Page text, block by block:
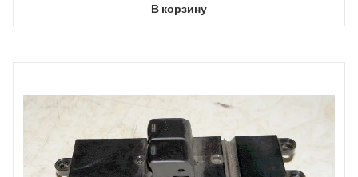
В корзину